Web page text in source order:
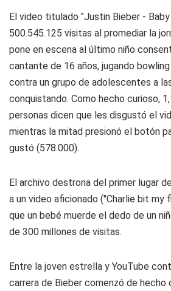
El video titulado "Justin Bieber -
500.545.125 visitas al promediar la
pone en escena al último niño
cantante de 16 años, jugando
contra un grupo de adolescentes a
conquistando. Como hecho curioso,
personas dicen que les disgustó el
mientras la mitad presionó el botón
gustó (578.000).
El archivo destrona del primer lugar
a un video aficionado ("Charlie bit my
que un bebé muerde el dedo de un
de 300 millones de visitas.
Entre la joven estrella y YouTube
carrera de Bieber comenzó de hecho